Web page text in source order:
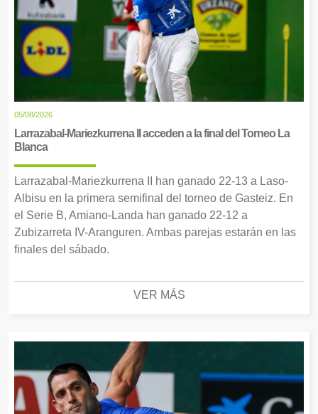
05/08/2026
Larrazabal-Mariezkurrena II acceden a la final del Torneo La
Blanca
Larrazabal-Mariezkurrena II han ganado 22-13 a Laso-
Albisu en la primera semifinal del torneo de Gasteiz. En
el Serie B, Amiano-Landa han ganado 22-12 a
Zubizarreta IV-Aranguren. Ambas parejas estarán en las
finales del sábado.
VER MÁS